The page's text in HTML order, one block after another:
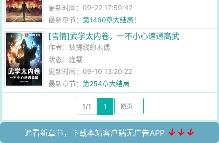
更新时间：09-22 17:59:42
最新章节：第1460章大结局！
[言情]武学太内卷，一不小心速通高武
作者：被提线的木偶
状态：连载
更新时间：09-10 13:20:22
最新章节：第254章大结局
1/1 1
追看新章节，下载本站客户端无广告APP ↓↓↓